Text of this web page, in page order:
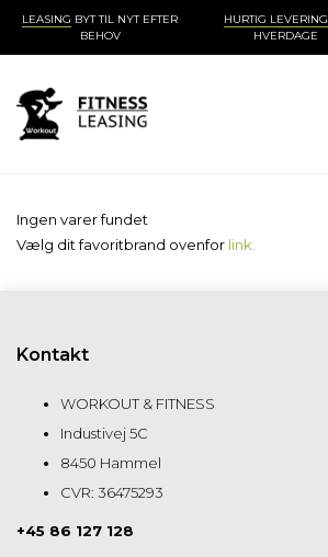
LEASING BYT TIL NYT EFTER
BEHOV
HURTIG LEVERING
HVERDAGE
Ingen varer fundet
Vælg dit favoritbrand ovenfor link.
Kontakt
WORKOUT & FITNESS
Industivej 5C
8450 Hammel
CVR: 36475293
+45 86 127 128